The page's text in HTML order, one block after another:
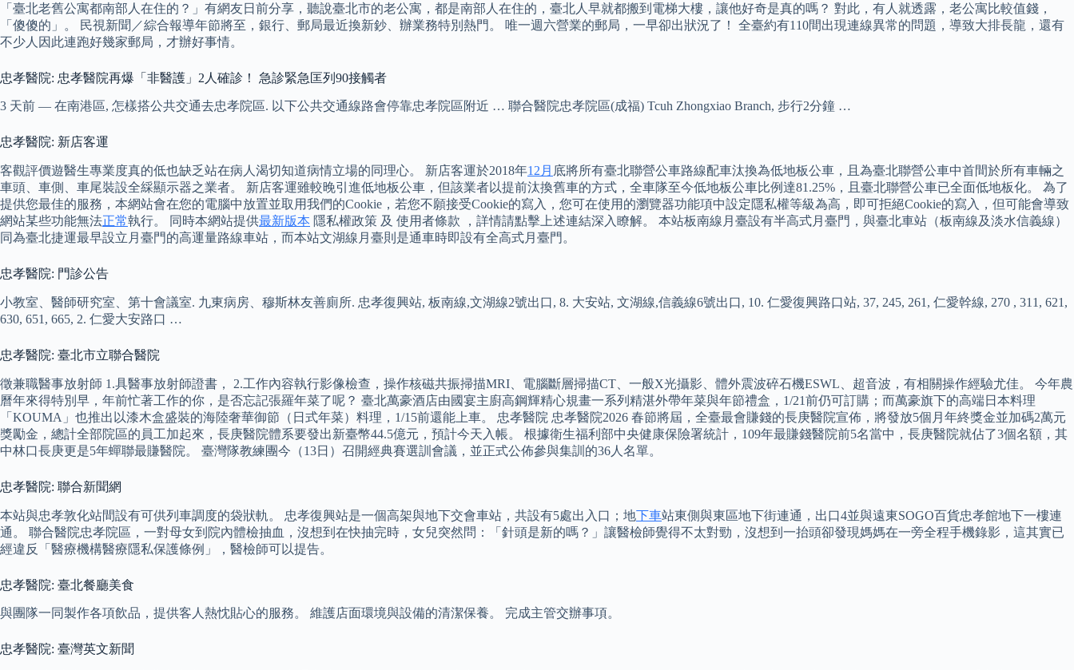
「臺北老舊公寓都南部人在住的？」有網友日前分享，聽說臺北市的老公寓，都是南部人在住的，臺北人早就都搬到電梯大樓，讓他好奇是真的嗎？ 對此，有人就透露，老公寓比較值錢，
「傻傻的」。 民視新聞／綜合報導年節將至，銀行、郵局最近換新鈔、辦業務特別熱門。 唯一週六營業的郵局，一早卻出狀況了！ 全臺約有110間出現連線異常的問題，導致大排長龍，還有
不少人因此連跑好幾家郵局，才辦好事情。
忠孝醫院: 忠孝醫院再爆「非醫護」2人確診！ 急診緊急匡列90接觸者
3 天前 — 在南港區, 怎樣搭公共交通去忠孝院區. 以下公共交通線路會停靠忠孝院區附近 … 聯合醫院忠孝院區(成福) Tcuh Zhongxiao Branch, 步行2分鐘 …
忠孝醫院: 新店客運
客觀評價遊醫生專業度真的低也缺乏站在病人渴切知道病情立場的同理心。 新店客運於2018年12月 底將所有臺北聯營公車路線配車汰換為低地板公車，且為臺北聯營公車中首間於所有車輛之
車頭、車側、車尾裝設全綵顯示器之業者。 新店客運雖較晚引進低地板公車，但該業者以提前汰換舊車的方式，全車隊至今低地板公車比例達81.25%，且臺北聯營公車已全面低地板化。 為了
提供您最佳的服務，本網站會在您的電腦中放置並取用我們的Cookie，若您不願接受Cookie的寫入，您可在使用的瀏覽器功能項中設定隱私權等級為高，即可拒絕Cookie的寫入，但可能會導致
網站某些功能無法正常執行。 同時本網站提供最新版本 隱私權政策 及 使用者條款 ，詳情請點擊上述連結深入瞭解。 本站板南線月臺設有半高式月臺門，與臺北車站（板南線及淡水信義線）
同為臺北捷運最早設立月臺門的高運量路線車站，而本站文湖線月臺則是通車時即設有全高式月臺門。
忠孝醫院: 門診公告
小教室、醫師研究室、第十會議室. 九東病房、穆斯林友善廁所. 忠孝復興站, 板南線,文湖線2號出口, 8. 大安站, 文湖線,信義線6號出口, 10. 仁愛復興路口站, 37, 245, 261, 仁愛幹線, 270 , 311, 621,
630, 651, 665, 2. 仁愛大安路口 …
忠孝醫院: 臺北市立聯合醫院
徵兼職醫事放射師 1.具醫事放射師證書， 2.工作內容執行影像檢查，操作核磁共振掃描MRI、電腦斷層掃描CT、一般X光攝影、體外震波碎石機ESWL、超音波，有相關操作經驗尤佳。 今年農
曆年來得特別早，年前忙著工作的你，是否忘記張羅年菜了呢？ 臺北萬豪酒店由國宴主廚高鋼輝精心規畫一系列精湛外帶年菜與年節禮盒，1/21前仍可訂購；而萬豪旗下的高端日本料理
「KOUMA」也推出以漆木盒盛裝的海陸奢華御節（日式年菜）料理，1/15前還能上車。 忠孝醫院 忠孝醫院2026 春節將屆，全臺最會賺錢的長庚醫院宣佈，將發放5個月年終獎金並加碼2萬元
獎勵金，總計全部院區的員工加起來，長庚醫院體系要發出新臺幣44.5億元，預計今天入帳。 根據衛生福利部中央健康保險署統計，109年最賺錢醫院前5名當中，長庚醫院就佔了3個名額，其
中林口長庚更是5年蟬聯最賺醫院。 臺灣隊教練團今（13日）召開經典賽選訓會議，並正式公佈參與集訓的36人名單。
忠孝醫院: 聯合新聞網
本站與忠孝敦化站間設有可供列車調度的袋狀軌。 忠孝復興站是一個高架與地下交會車站，共設有5處出入口；地下車站東側與東區地下街連通，出口4並與遠東SOGO百貨忠孝館地下一樓連
通。 聯合醫院忠孝院區，一對母女到院內體檢抽血，沒想到在快抽完時，女兒突然問：「針頭是新的嗎？」讓醫檢師覺得不太對勁，沒想到一抬頭卻發現媽媽在一旁全程手機錄影，這其實已
經違反「醫療機構醫療隱私保護條例」，醫檢師可以提告。
忠孝醫院: 臺北餐廳美食
與團隊一同製作各項飲品，提供客人熱忱貼心的服務。 維護店面環境與設備的清潔保養。 完成主管交辦事項。
忠孝醫院: 臺灣英文新聞